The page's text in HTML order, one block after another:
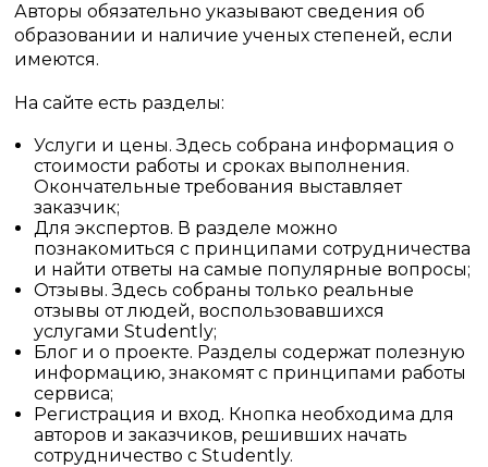
Авторы обязательно указывают сведения об
образовании и наличие ученых степеней, если
имеются.
На сайте есть разделы:
Услуги и цены. Здесь собрана информация о
стоимости работы и сроках выполнения.
Окончательные требования выставляет
заказчик;
Для экспертов. В разделе можно
познакомиться с принципами сотрудничества
и найти ответы на самые популярные вопросы;
Отзывы. Здесь собраны только реальные
отзывы от людей, воспользовавшихся
услугами Studently;
Блог и о проекте. Разделы содержат полезную
информацию, знакомят с принципами работы
сервиса;
Регистрация и вход. Кнопка необходима для
авторов и заказчиков, решивших начать
сотрудничество с Studently.